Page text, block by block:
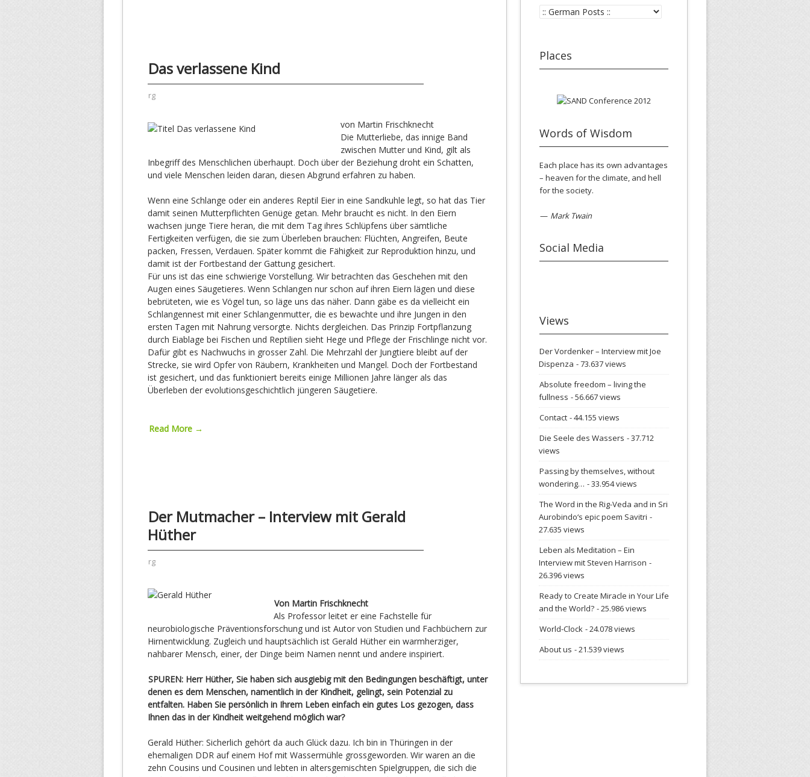
Das verlassene Kind
rg
von Martin Frischknecht
Die Mutterliebe, das innige Band
zwischen Mutter und Kind, gilt als
Inbegriff des Menschlichen überhaupt. Doch über der Beziehung droht ein Schatten,
und viele Menschen leiden daran, diesen Abgrund erfahren zu haben.
Wenn eine Schlange oder ein anderes Reptil Eier in eine Sandkuhle legt, so hat das Tier
damit seinen Mutterpflichten Genüge getan. Mehr braucht es nicht. In den Eiern
wachsen junge Tiere heran, die mit dem Tag ihres Schlüpfens über sämtliche
Fertigkeiten verfügen, die sie zum Überleben brauchen: Flüchten, Angreifen, Beute
packen, Fressen, Verdauen. Später kommt die Fähigkeit zur Reproduktion hinzu, und
damit ist der Fortbestand der Gattung gesichert.
Für uns ist das eine schwierige Vorstellung. Wir betrachten das Geschehen mit den
Augen eines Säugetieres. Wenn Schlangen nur schon auf ihren Eiern lägen und diese
bebrüteten, wie es Vögel tun, so läge uns das näher. Dann gäbe es da vielleicht ein
Schlangennest mit einer Schlangenmutter, die es bewachte und ihre Jungen in den
ersten Tagen mit Nahrung versorgte. Nichts dergleichen. Das Prinzip Fortpflanzung
durch Eiablage bei Fischen und Reptilien sieht Hege und Pflege der Frischlinge nicht vor.
Dafür gibt es Nachwuchs in grosser Zahl. Die Mehrzahl der Jungtiere bleibt auf der
Strecke, sie wird Opfer von Räubern, Krankheiten und Mangel. Doch der Fortbestand
ist gesichert, und das funktioniert bereits einige Millionen Jahre länger als das
Überleben der evolutionsgeschichtlich jüngeren Säugetiere.
Read More →
Der Mutmacher – Interview mit Gerald
Hüther
rg
Von Martin Frischknecht
Als Professor leitet er eine Fachstelle für
neurobiologische Präventionsforschung und ist Autor von Studien und Fachbüchern zur
Hirnentwicklung. Zugleich und hauptsächlich ist Gerald Hüther ein warmherziger,
nahbarer Mensch, einer, der Dinge beim Namen nennt und andere inspiriert.
SPUREN: Herr Hüther, Sie haben sich ausgiebig mit den Bedingungen beschäftigt, unter
denen es dem Menschen, namentlich in der Kindheit, gelingt, sein Potenzial zu
entfalten. Haben Sie persönlich in Ihrem Leben einfach ein gutes Los gezogen, dass
Ihnen das in der Kindheit weitgehend möglich war?
Gerald Hüther: Sicherlich gehört da auch Glück dazu. Ich bin in Thüringen in der
ehemaligen DDR auf einem Hof mit Wassermühle grossgeworden. Wir waren an die
zehn Cousins und Cousinen und lebten in altersgemischten Spielgruppen, die sich die
Categories
Places
Words of Wisdom
Each place has its own advantages
– heaven for the climate, and hell
for the society.
— Mark Twain
Social Media
Views
Der Vordenker – Interview mit Joe
Dispenza - 73.637 views
Absolute freedom – living the
fullness - 56.667 views
Contact - 44.155 views
Die Seele des Wassers - 37.712
views
Passing by themselves, without
wondering… - 33.954 views
The Word in the Rig-Veda and in Sri
Aurobindo‘s epic poem Savitri -
27.635 views
Leben als Meditation – Ein
Interview mit Steven Harrison -
26.396 views
Ready to Create Miracle in Your Life
and the World? - 25.986 views
World-Clock - 24.078 views
About us - 21.539 views